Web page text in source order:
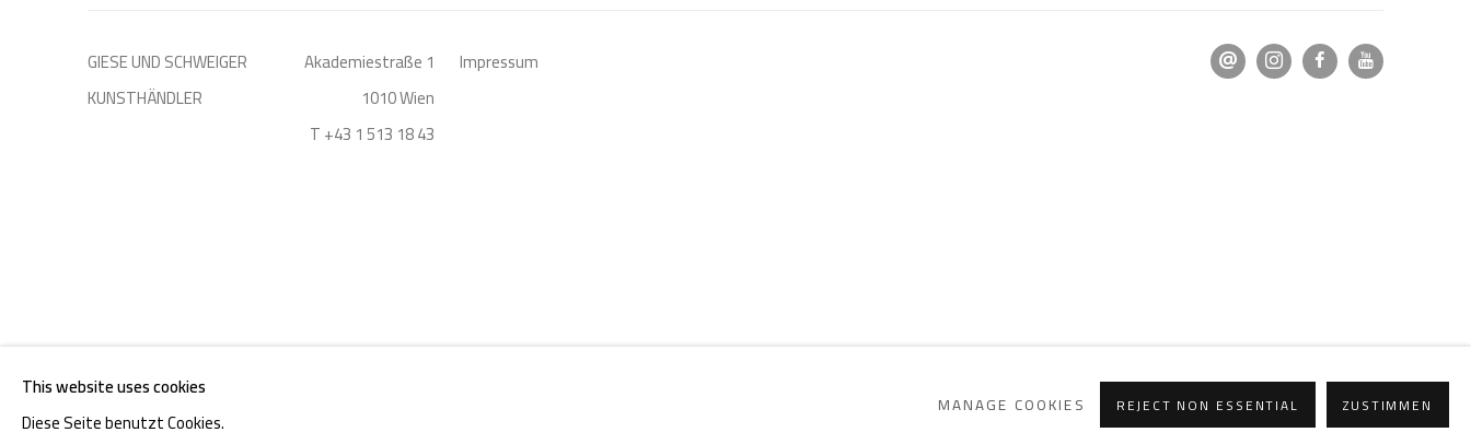
GIESE UND SCHWEIGER
KUNSTHÄNDLER
Akademiestraße 1
1010 Wien
T +43 1 513 18 43
Impressum
COPYRIGHT © 2026 GIESE & SCHWEIGER KUNSTHANDEL
This website uses cookies
Diese Seite benutzt Cookies.
MANAGE COOKIES REJECT NON ESSENTIAL ZUSTIMMEN